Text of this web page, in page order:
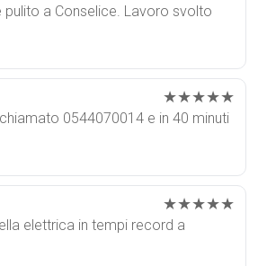
a Conselice. Lavoro svolto
★★★★★
0544070014 e in 40 minuti
★★★★★
elettrica in tempi record a